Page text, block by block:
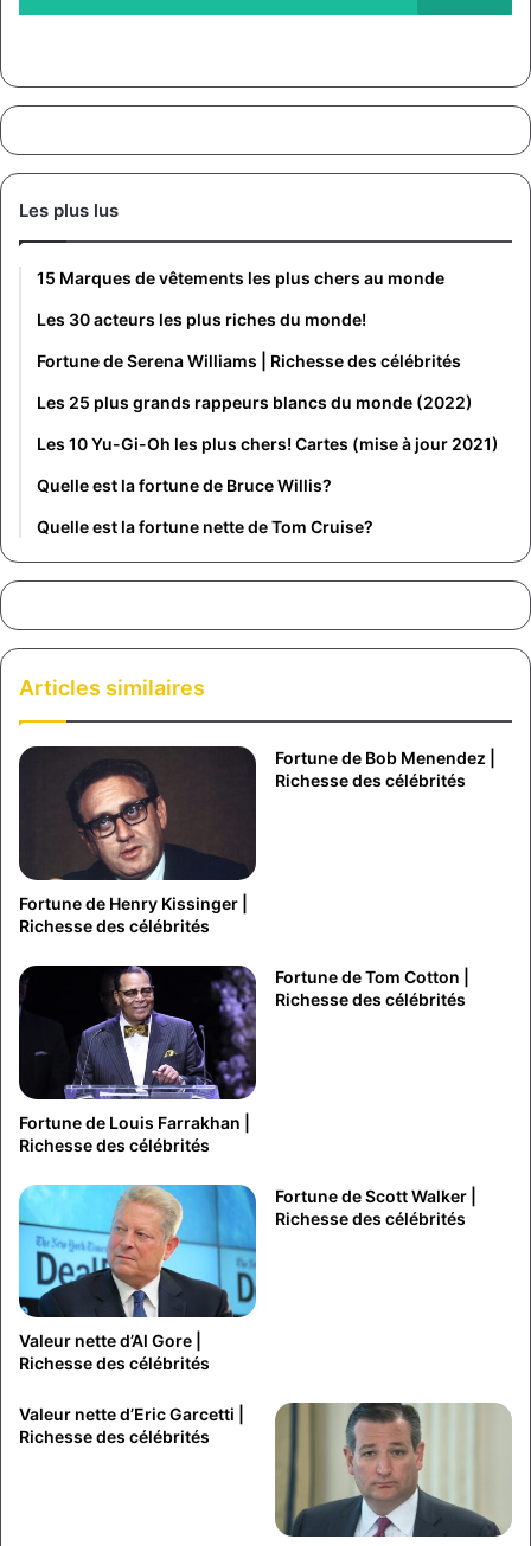
Les plus lus
15 Marques de vêtements les plus chers au monde
Les 30 acteurs les plus riches du monde!
Fortune de Serena Williams | Richesse des célébrités
Les 25 plus grands rappeurs blancs du monde (2022)
Les 10 Yu-Gi-Oh les plus chers! Cartes (mise à jour 2021)
Quelle est la fortune de Bruce Willis?
Quelle est la fortune nette de Tom Cruise?
Articles similaires
Fortune de Henry Kissinger |
Richesse des célébrités
Fortune de Bob Menendez |
Richesse des célébrités
Fortune de Louis Farrakhan |
Richesse des célébrités
Fortune de Tom Cotton |
Richesse des célébrités
Valeur nette d’Al Gore |
Richesse des célébrités
Fortune de Scott Walker |
Richesse des célébrités
Valeur nette d’Eric Garcetti |
Richesse des célébrités